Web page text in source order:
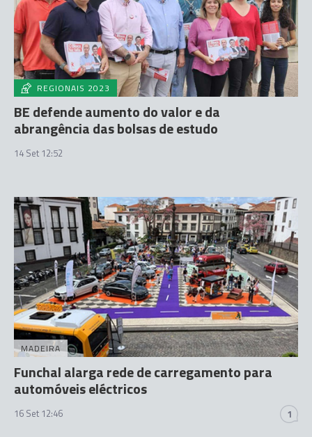
REGIONAIS 2023
BE defende aumento do valor e da
abrangência das bolsas de estudo
14 Set 12:52
MADEIRA
Funchal alarga rede de carregamento para
automóveis eléctricos
16 Set 12:46 1